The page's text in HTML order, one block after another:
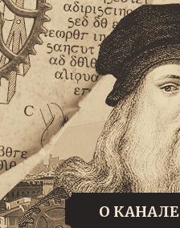
О КАНАЛЕ